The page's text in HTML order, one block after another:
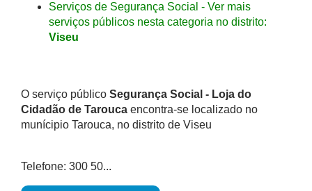
Serviços de Segurança Social - Ver mais
serviços públicos nesta categoria no distrito:
Viseu
O serviço público Segurança Social - Loja do
Cidadão de Tarouca encontra-se localizado no
munícipio Tarouca, no distrito de Viseu
Telefone: 300 50...